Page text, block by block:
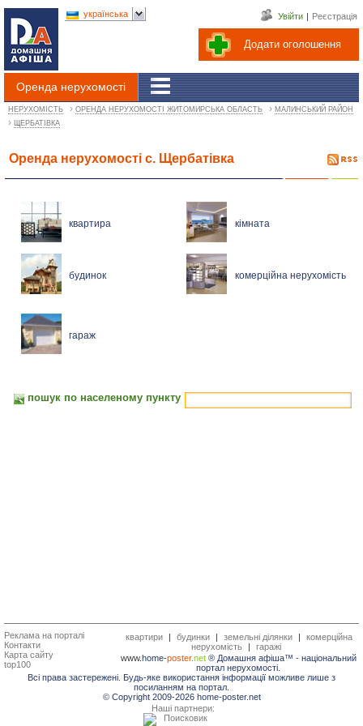
Додати оголошення
Увійти | Реєстрація
Оренда нерухомості
українська
НЕРУХОМІСТЬ › ОРЕНДА НЕРУХОМОСТІ ЖИТОМИРСЬКА ОБЛАСТЬ › МАЛИНСЬКИЙ РАЙОН
› ЩЕРБАТІВКА
Оренда нерухомості с. Щербатівка
квартира кімната
будинок комерційна нерухомість
гараж
пошук по населеному пункту
Реклама на порталі
Контакти
Карта сайту
top100
квартири | будинки | земельні ділянки |
комерційна
нерухомість
|
гаражі
www.home-poster.net® Домашня афіша™ - національний
портал нерухомості.
Всі права застережені. Будь-яке використання інформації можливе лише з
посиланням на портал.
© Copyright 2009-2026 home-poster.net
Наші партнери: